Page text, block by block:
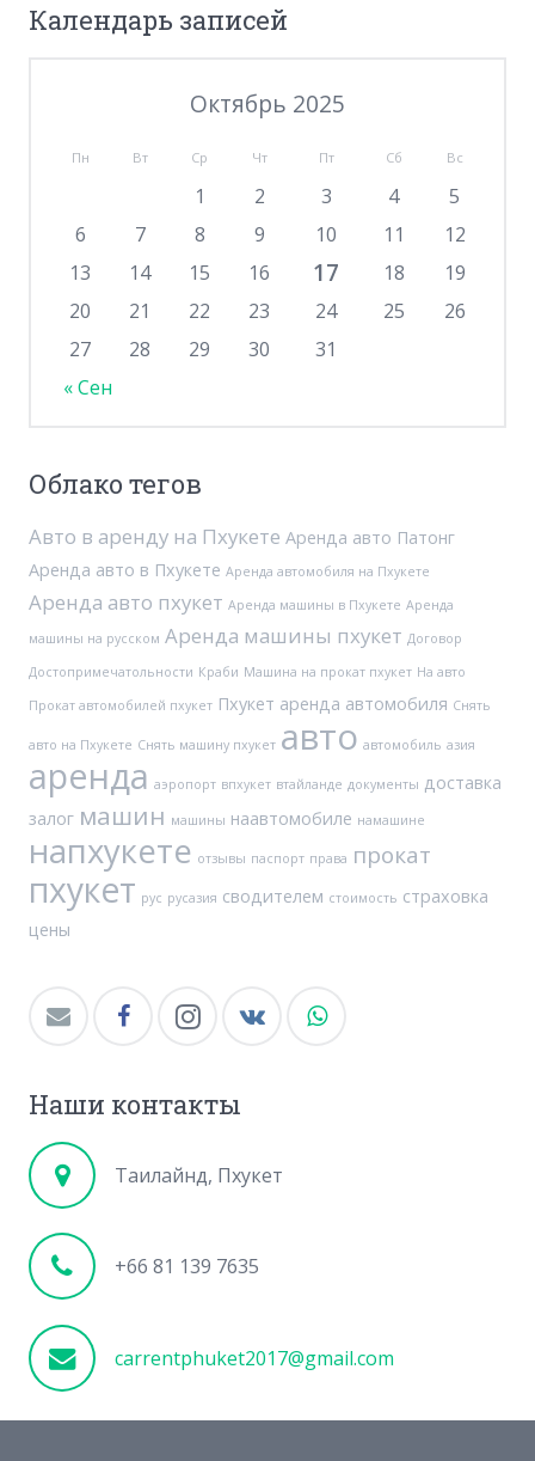
Календарь записей
Октябрь 2025
Пн Вт Ср Чт Пт Сб Вс
« Сен
1 2 3 4
5
6
7 8 9 10 11
12
13
14 15 16 17 18
19
20
21 22 23 24 25
26
27
28 29 30 31
Облако тегов
Авто в аренду на Пхукете Аренда авто Патонг
Аренда авто в Пхукете Аренда автомобиля на Пхукете
Аренда авто пхукет Аренда машины в Пхукете Аренда
машины на русском Аренда машины пхукет Договор
Достопримечатольности Краби Машина на прокат пхукет На авто
Прокат автомобилей пхукет Пхукет аренда автомобиля Снять
авто на Пхукете Снять машину пхукет авто автомобиль азия
аренда аэропорт впхукет втайланде документы доставка
залог машин машины наавтомобиле намашине
напхукете отзывы паспорт права прокат
пхукет рус русазия сводителем стоимость страховка
цены
Наши контакты
Таилайнд, Пхукет
+66 81 139 7635
carrentphuket2017@gmail.com